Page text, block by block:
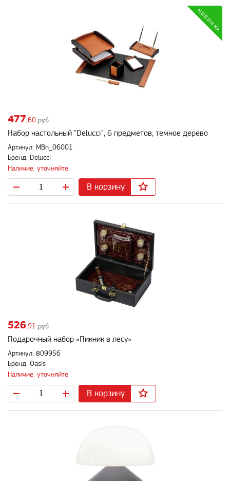
477 ,60 руб.
Набор настольный "Delucci", 6 предметов, темное дерево
Артикул: MBn_06001
Бренд: Delucci
Наличие: уточняйте
В корзину
526,91 руб.
Подарочный набор «Пикник в лесу»
Артикул: 809956
Бренд: Oasis
Наличие: уточняйте
В корзину